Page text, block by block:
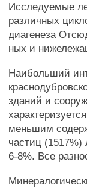
Исследуемые
различных
диагенеза
ных и
Наибольший
зданий и
меньшим
частиц (1517%)
6-8%. Все